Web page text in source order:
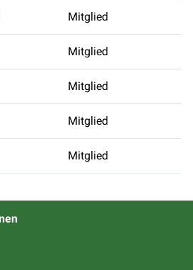
Mitglied
Mitglied
Mitglied
Mitglied
Mitglied